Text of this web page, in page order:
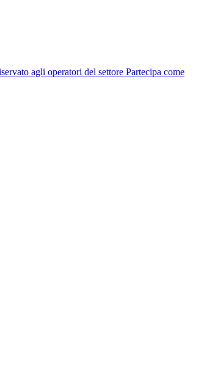
agli operatori del settore Partecipa come